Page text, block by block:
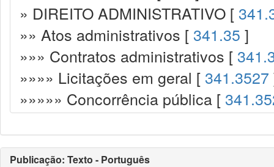
» DIREITO ADMINISTRATIVO [
»» Atos administrativos [ 341.35 ]
»»» Contratos administrativos [
»»»» Licitações em geral [ 341.3527
»»»»» Concorrência pública [
Publicação: Texto - Português